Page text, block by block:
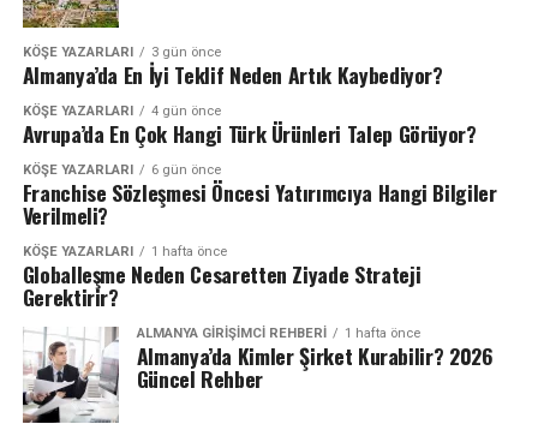
KÖŞE YAZARLARI 3 gün önce
Almanya’da En İyi Teklif Neden Artık Kaybediyor?
KÖŞE YAZARLARI 4 gün önce
Avrupa’da En Çok Hangi Türk Ürünleri Talep Görüyor?
KÖŞE YAZARLARI 6 gün önce
Franchise Sözleşmesi Öncesi Yatırımcıya Hangi Bilgiler
Verilmeli?
KÖŞE YAZARLARI 1 hafta önce
Globalleşme Neden Cesaretten Ziyade Strateji
Gerektirir?
ALMANYA GIRIŞIMCI REHBERI 1 hafta önce
Almanya’da Kimler Şirket Kurabilir? 2026
Güncel Rehber